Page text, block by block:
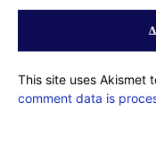
This site uses Akismet
comment data is